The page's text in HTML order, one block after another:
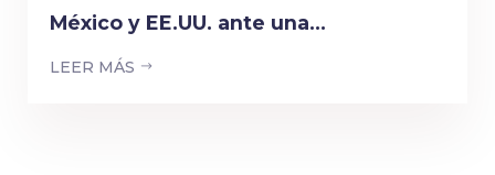
México y EE.UU. ante una...
LEER MÁS